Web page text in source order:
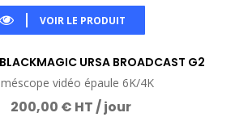
VOIR LE PRODUIT
URSA BROADCAST G2
vidéo épaule 6K/4K
200,00 € HT / jour